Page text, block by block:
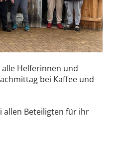
Helferinnen und
bei Kaffee und
allen Beteiligten für ihr